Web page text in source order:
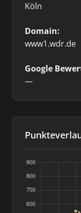
Köln
Domain:
www1.wdr.de
Google
—